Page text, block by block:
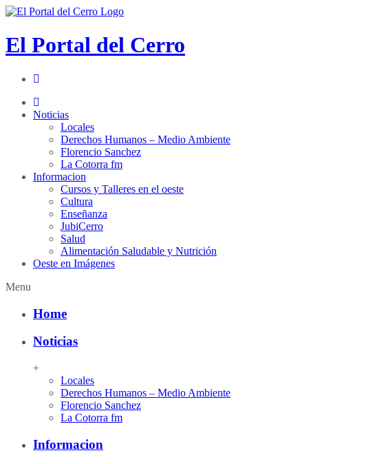
El Portal del Cerro
Noticias
Locales
Derechos Humanos – Medio Ambiente
Florencio Sanchez
La Cotorra fm
Informacion
Cursos y Talleres en el oeste
Cultura
Enseñanza
JubiCerro
Salud
Alimentación Saludable y Nutrición
Oeste en Imágenes
Menu
Home
Noticias
+
Locales
Derechos Humanos – Medio Ambiente
Florencio Sanchez
La Cotorra fm
Informacion